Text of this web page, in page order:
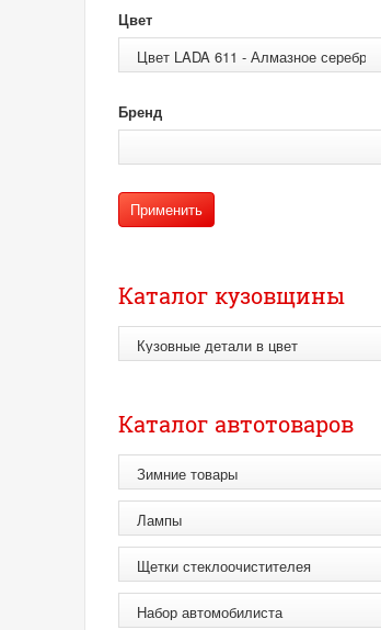
Цвет
Бренд
Каталог кузовщины
Каталог автотоваров